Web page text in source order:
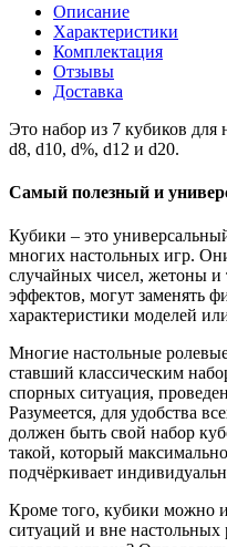
Описание
Характеристики
Комплектация
Отзывы
Доставка
Это набор из 7 кубиков для
d8, d10, d%, d12 и d20.
Самый полезный и
Кубики – это
многих настольных игр.
случайных чисел, жетоны
эффектов, могут заменять
характеристики моделей
Многие настольные
ставший классическим
спорных ситуация,
Разумеется, для удобства
должен быть свой набор
такой, который
подчёркивает
Кроме того, кубики можно
ситуаций и вне